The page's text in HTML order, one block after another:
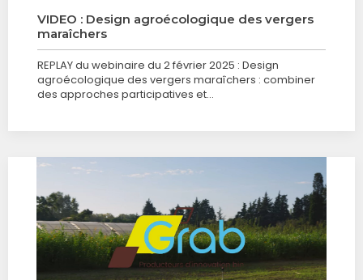
VIDEO : Design agroécologique des vergers
maraîchers
REPLAY du webinaire du 2 février 2025 : Design
agroécologique des vergers maraîchers : combiner
des approches participatives et…